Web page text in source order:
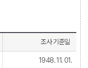
조사 기준일
1948. 11. 01.